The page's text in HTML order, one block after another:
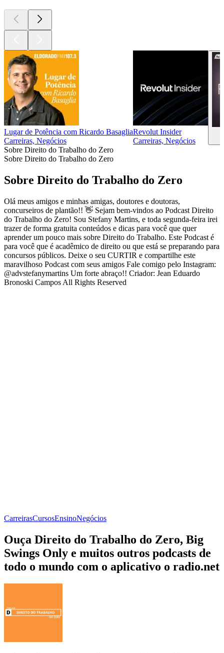
Lugar de Potência com Ricardo Basaglia
Carreiras, Negócios
Revolut Insider
Carreiras, Negócios
Sobre Direito do Trabalho do Zero
Sobre Direito do Trabalho do Zero
Sobre Direito do Trabalho do Zero
Olá meus amigos e minhas amigas, doutores e doutoras,
concurseiros de plantão!! 👋 Sejam bem-vindos ao Podcast Direito
do Trabalho do Zero! Sou Stefany Martins, e toda segunda-feira irei
trazer de forma gratuita conteúdos e dicas para você que quer
aprender um pouco mais sobre Direito do Trabalho. Este Podcast é
para você que é acadêmico de direito ou que está se preparando para
concursos públicos. Deixe o seu CURTIR e compartilhe este
maravilhoso Podcast com seus amigos Fale comigo pelo Instagram:
@advstefanymartins Um forte abraço!! Criador: Jean Eduardo
Bronoski Campos All Rights Reserved
CarreirasCursosEnsinoNegócios
Ouça Direito do Trabalho do Zero, Big
Swings Only e muitos outros podcasts de
todo o mundo com o aplicativo o radio.net